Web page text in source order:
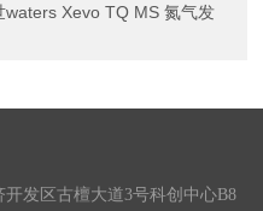
Xevo TQ MS 氮气发
发区古檀大道3号科创中心B8